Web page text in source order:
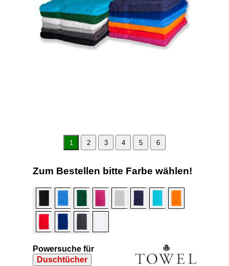
1 2 3 4 5 6
Zum Bestellen bitte Farbe wählen!
Powersuche für
Duschtücher